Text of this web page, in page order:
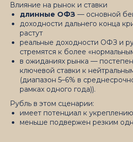
Влияние на рынок и ставки
длинные ОФЗ — основной
доходности дальнего конца
растут
реальные доходности ОФЗ и
стремятся к более
в ожиданиях рынка —
ключевой ставки к
(диапазон 5–6% в
рамках одного года)).
Рубль в этом сценарии:
имеет потенциал к укреплению
меньше подвержен резким